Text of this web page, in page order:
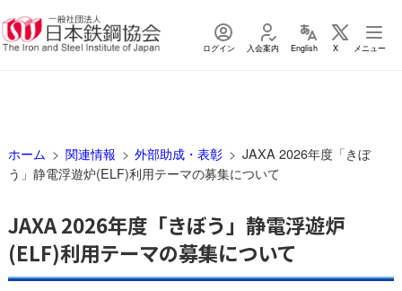
ログイン 入会案内 English X メニュー
ホーム 関連情報 外部助成・表彰
JAXA 2026年度「きぼ
う」静電浮遊炉(ELF)利用テーマの募集について
JAXA 2026年度「きぼう」静電浮遊炉
(ELF)利用テーマの募集について